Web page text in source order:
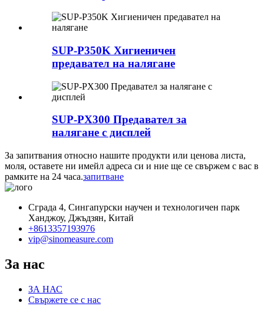
SUP-P350K Хигиеничен
предавател на налягане
SUP-PX300 Предавател за
налягане с дисплей
За запитвания относно нашите продукти или ценова листа,
моля, оставете ни имейл адреса си и ние ще се свържем с вас в
рамките на 24 часа.запитване
Сграда 4, Сингапурски научен и технологичен парк
Ханджоу, Джъдзян, Китай
+8613357193976
vip@sinomeasure.com
За нас
ЗА НАС
Свържете се с нас